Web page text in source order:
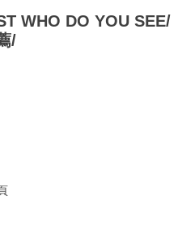
WHO DO YOU SEE/
/